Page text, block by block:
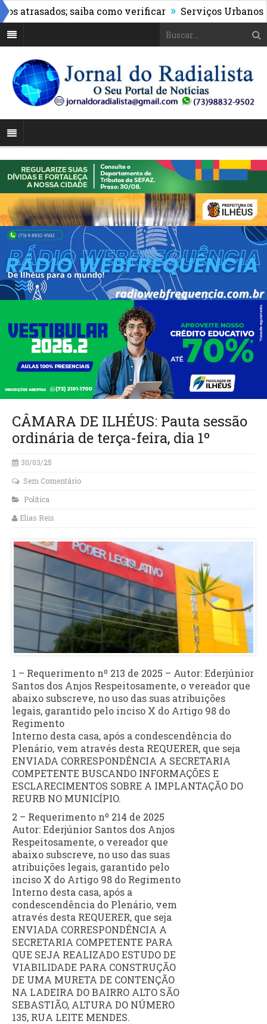
saiba como verificar » Serviços Urbanos
CÂMARA DE ILHÉUS: Pauta sessão
ordinária de terça-feira, dia 1º
30/03/25
Sem Comentário
Política
Elias Reis
1 – Requerimento nº 213 de 2025 – Autor: Ederjúnior
Santos dos Anjos Respeitosamente, o vereador que
abaixo subscreve, no uso das suas atribuições
legais, garantido pelo inciso X do Artigo 98 do
Regimento
Interno desta casa, após a condescendência do
Plenário, vem através desta REQUERER, que seja
ENVIADA CORRESPONDÊNCIA A SECRETARIA
COMPETENTE BUSCANDO INFORMAÇÕES E
ESCLARECIMENTOS SOBRE A IMPLANTAÇÃO DO
REURB NO MUNICÍPIO.
2 – Requerimento nº 214 de 2025
Autor: Ederjúnior Santos dos Anjos
Respeitosamente, o vereador que
abaixo subscreve, no uso das suas
atribuições legais, garantido pelo
inciso X do Artigo 98 do Regimento
Interno desta casa, após a
condescendência do Plenário, vem
através desta REQUERER, que seja
ENVIADA CORRESPONDÊNCIA A
SECRETARIA COMPETENTE PARA
QUE SEJA REALIZADO ESTUDO DE
VIABILIDADE PARA CONSTRUÇÃO
DE UMA MURETA DE CONTENÇÃO
NA LADEIRA DO BAIRRO ALTO SÃO
SEBASTIÃO, ALTURA DO NÚMERO
135, RUA LEITE MENDES.